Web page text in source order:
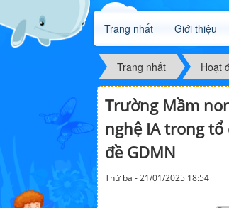
Trang nhất Giới thiệu
Trang nhất Hoạt
Trường Mầm
nghệ IA trong
đề GDMN
Thứ ba - 21/01/2025 18:54